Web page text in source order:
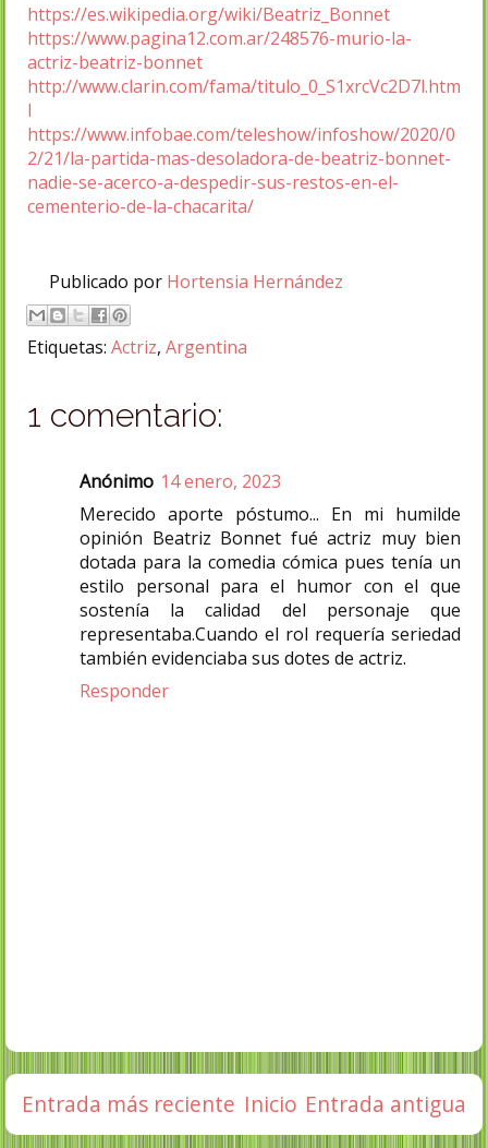
https://es.wikipedia.org/wiki/Beatriz_Bonnet
https://www.pagina12.com.ar/248576-murio-la-
actriz-beatriz-bonnet
http://www.clarin.com/fama/titulo_0_S1xrcVc2D7l.htm
l
https://www.infobae.com/teleshow/infoshow/2020/0
2/21/la-partida-mas-desoladora-de-beatriz-bonnet-
nadie-se-acerco-a-despedir-sus-restos-en-el-
cementerio-de-la-chacarita/
Publicado por Hortensia Hernández
Etiquetas: Actriz, Argentina
1 comentario:
Anónimo 14 enero, 2023
Merecido aporte póstumo... En mi humilde
opinión Beatriz Bonnet fué actriz muy bien
dotada para la comedia cómica pues tenía un
estilo personal para el humor con el que
sostenía la calidad del personaje que
representaba.Cuando el rol requería seriedad
también evidenciaba sus dotes de actriz.
Responder
Entrada más reciente Entrada antigua
Inicio